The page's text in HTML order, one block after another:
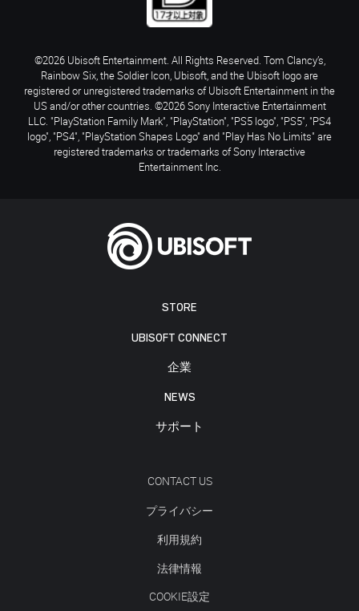
STORE
UBISOFT CONNECT
企業
NEWS
サポート
CONTACT US
プライバシー
利用規約
法律情報
COOKIE設定
©2026 Ubisoft Entertainment. All Rights Reserved. Tom Clancy’s,
Rainbow Six, the Soldier Icon, Ubisoft, and the Ubisoft logo are
registered or unregistered trademarks of Ubisoft Entertainment in the
US and/or other countries. ©2026 Sony Interactive Entertainment
LLC. "PlayStation Family Mark", "PlayStation", "PS5 logo", "PS5", "PS4
logo", "PS4", "PlayStation Shapes Logo" and "Play Has No Limits" are
registered trademarks or trademarks of Sony Interactive
Entertainment Inc.